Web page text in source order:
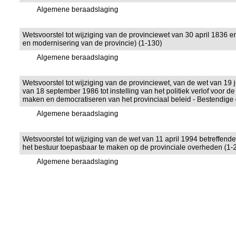
Algemene beraadslaging
Wetsvoorstel tot wijziging van de provinciewet van 30 april 1836
en modernisering van de provincie) (1-130)
Algemene beraadslaging
Wetsvoorstel tot wijziging van de provinciewet, van de wet van
van 18 september 1986 tot instelling van het politiek verlof voor
maken en democratiseren van het provinciaal beleid -
Algemene beraadslaging
Wetsvoorstel tot wijziging van de wet van 11 april 1994
het bestuur toepasbaar te maken op de provinciale overheden (1-
Algemene beraadslaging